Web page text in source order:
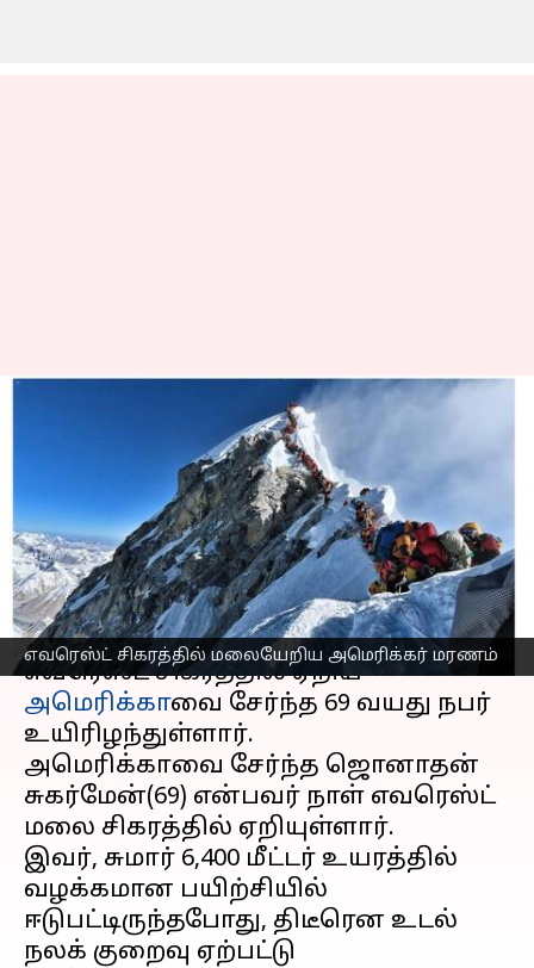
எவரெஸ்ட் சிகரத்தில் மலையேறிய அமெரிக்கர் மரணம்
எவரெஸ்ட் சிகரத்தில்
மலையேறிய அமெரிக்கர்
மரணம்! சீசனில் 4வது
உயிரிழப்பு
எழுதியவர் Siranjeevi May 02, 2023 03:27 pm
செய்தி முன்னோட்டம்
எவரெஸ்ட் சிகரத்தில் ஏறிய
அமெரிக்காவை சேர்ந்த 69 வயது நபர்
உயிரிழந்துள்ளார்.
அமெரிக்கா வை சேர்ந்த ஜொனாதன்
சுகர்மேன்(69) என்பவர் நாள் எவரெஸ்ட்
மலை சிகரத்தில் ஏறியுள்ளார்.
இவர், சுமார் 6,400 மீட்டர் உயரத்தில்
வழக்கமான பயிற்சியில்
ஈடுபட்டிருந்தபோது, திடீரென உடல்
நலக் குறைவு ஏற்பட்டு